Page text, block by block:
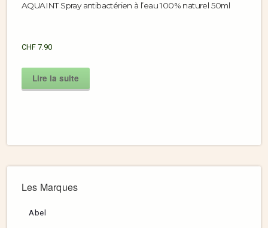
AQUAINT Spray antibactérien à l’eau 100% naturel 50ml
CHF 7.90
Lire la suite
Les Marques
Abel